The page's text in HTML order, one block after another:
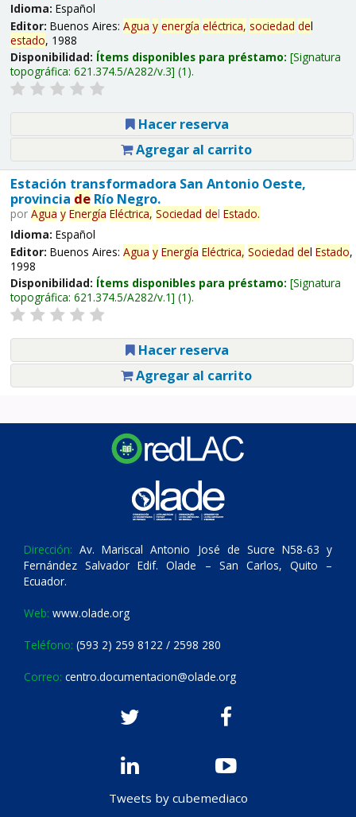
Idioma: Español
Editor: Buenos Aires: Agua y energía eléctrica, sociedad del
estado, 1988
Disponibilidad: Ítems disponibles para préstamo: Signatura
topográfica: 621.374.5/A282/v.3 (1).
Hacer reserva
Agregar al carrito
Estación transformadora San Antonio Oeste,
provincia deRío Negro.
por Agua y Energía Eléctrica, Sociedad del Estado.
Idioma: Español
Editor: Buenos Aires: Agua y Energía Eléctrica, Sociedad del Estado,
1998
Disponibilidad: Ítems disponibles para préstamo: Signatura
topográfica: 621.374.5/A282/v.1 (1).
Hacer reserva
Agregar al carrito
Dirección: Av. Mariscal Antonio José de Sucre N58-63 y
Fernández Salvador Edif. Olade – San Carlos, Quito –
Ecuador.
Web: www.olade.org
Teléfono: (593 2) 259 8122 / 2598 280
Correo: centro.documentacion@olade.org
Tweets by cubemediaco